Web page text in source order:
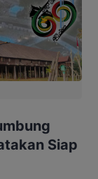
Siap